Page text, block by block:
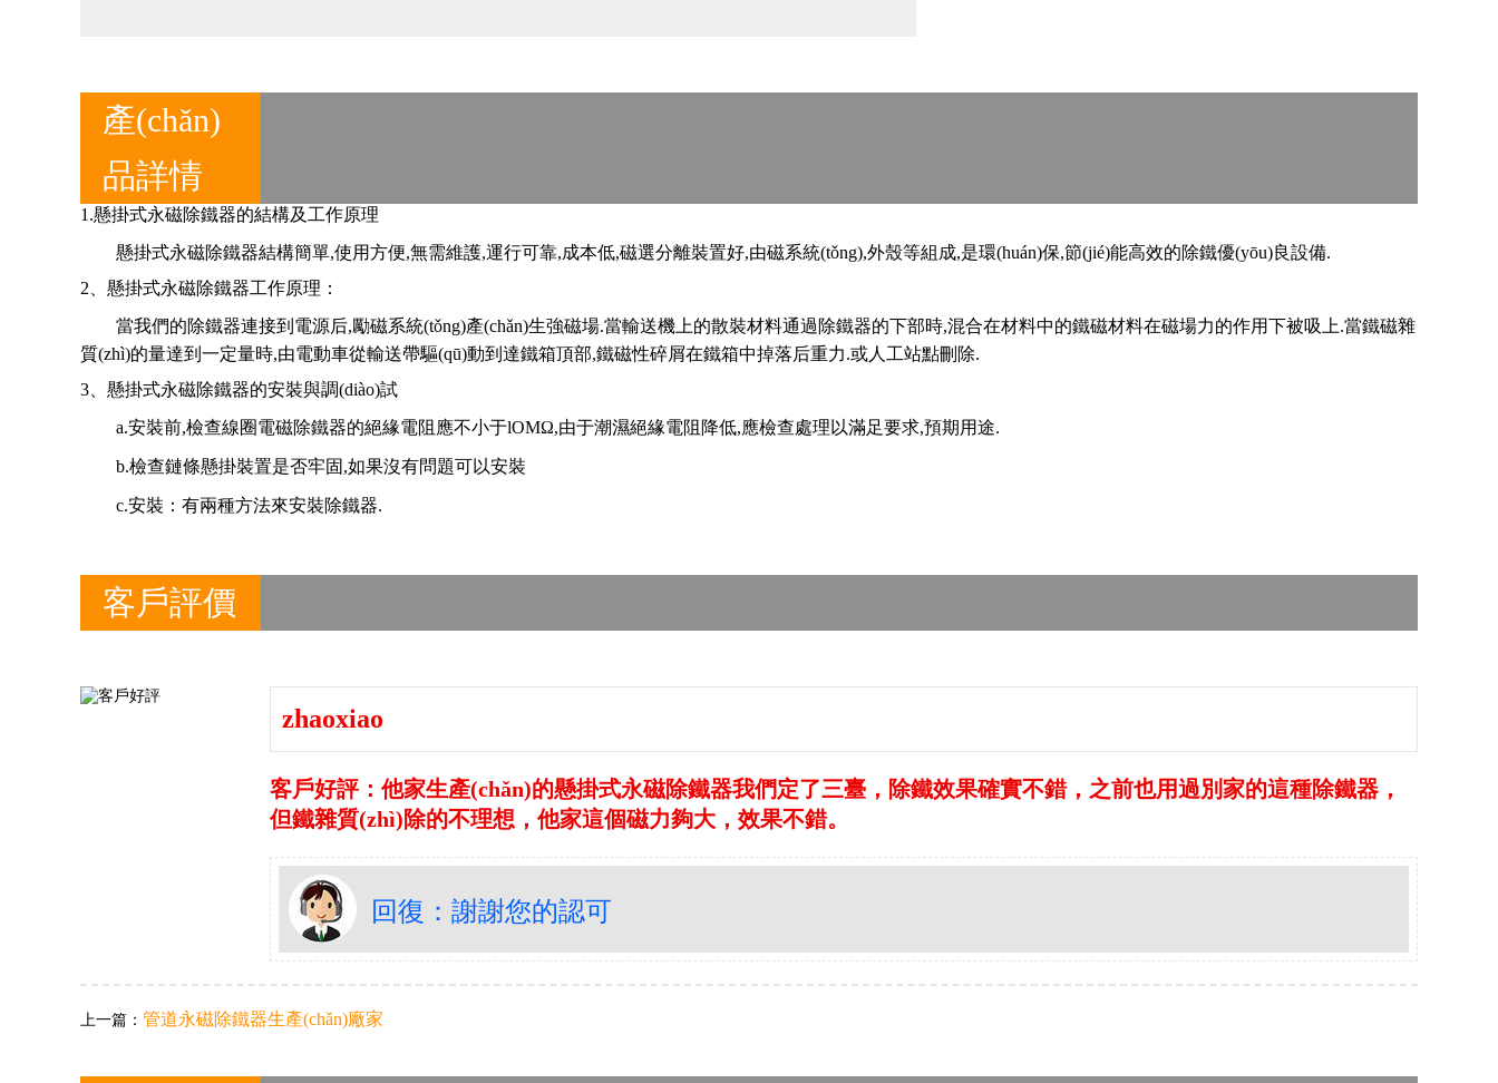
產(chǎn)
品詳情
1.懸掛式永磁除鐵器的結構及工作原理
懸掛式永磁除鐵器結構簡單,使用方便,無需維護,運行可靠,成本低,磁選分離裝置好,由磁系統(tǒng),外殼等組成,是環(huán)保,節(jié)能高效的除鐵優(yōu)良設備.
2、懸掛式永磁除鐵器工作原理：
當我們的除鐵器連接到電源后,勵磁系統(tǒng)產(chǎn)生強磁場.當輸送機上的散裝材料通過除鐵器的下部時,混合在材料中的鐵磁材料在磁場力的作用下被吸上.當鐵磁雜
質(zhì)的量達到一定量時,由電動車從輸送帶驅(qū)動到達鐵箱頂部,鐵磁性碎屑在鐵箱中掉落后重力.或人工站點刪除.
3、懸掛式永磁除鐵器的安裝與調(diào)試
a.安裝前,檢查線圈電磁除鐵器的絕緣電阻應不小于lOMΩ,由于潮濕絕緣電阻降低,應檢查處理以滿足要求,預期用途.
b.檢查鏈條懸掛裝置是否牢固,如果沒有問題可以安裝
c.安裝：有兩種方法來安裝除鐵器.
客戶評價
zhaoxiao
客戶好評：他家生產(chǎn)的懸掛式永磁除鐵器我們定了三臺，除鐵效果確實不錯，之前也用過別家的這種除鐵器，
但鐵雜質(zhì)除的不理想，他家這個磁力夠大，效果不錯。
回復：謝謝您的認可
上一篇： 管道永磁除鐵器生產(chǎn)廠家